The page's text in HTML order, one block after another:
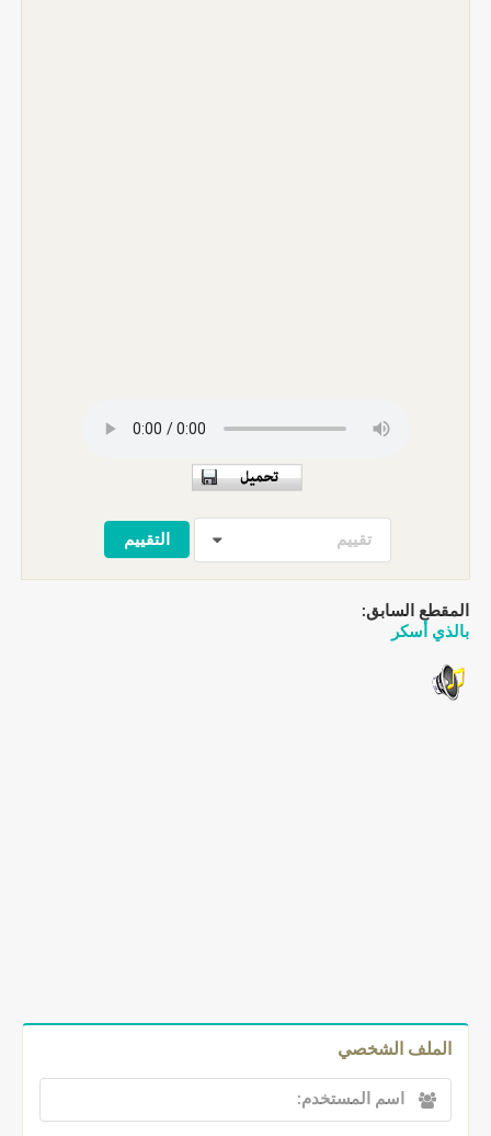
تقييم
المقطع السابق:
بالذي أسكر
الملف الشخصي